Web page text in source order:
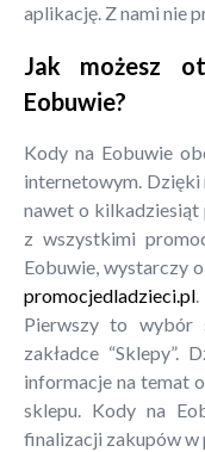
aplikację. Z nami nie
Jak możesz
Eobuwie?
Kody na Eobuwie
internetowym. Dzięki
nawet o kilkadziesiąt
z wszystkimi
Eobuwie, wystarczy
promocjedladzieci.pl
Pierwszy to wybór
zakładce “Sklepy”.
informacje na temat
sklepu. Kody na
finalizacji zakupów w